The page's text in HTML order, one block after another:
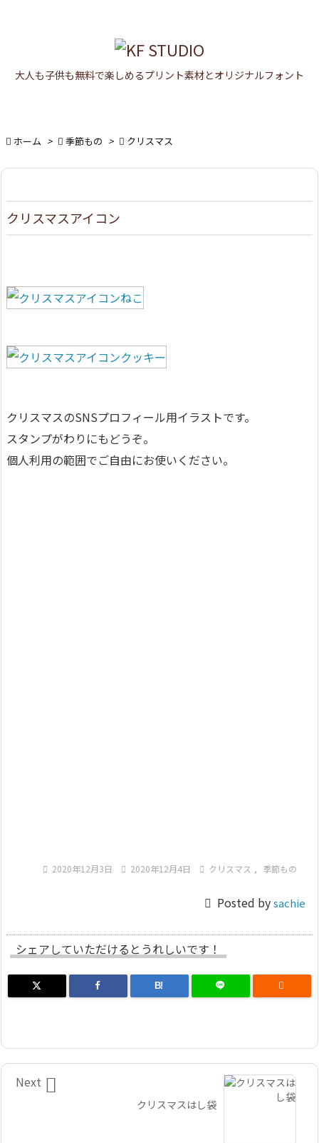
大人も子供も無料で楽しめるプリント素材とオリジナルフォントサイド
検索
 ホーム >  季節もの >  クリスマス
クリスマスアイコン
クリスマスのSNSプロフィール用イラストです。
スタンプがわりにもどうぞ。
個人利用の範囲でご自由にお使いください。
 2020年12月3日  2020年12月4日  クリスマス , 季節もの
 Posted bysachie
シェアしていただけるとうれしいです！
B! 
クリスマスはし袋

Next